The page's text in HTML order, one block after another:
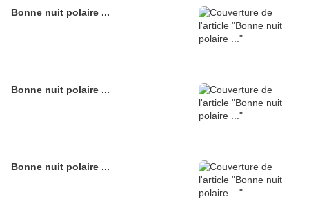
Bonne nuit polaire ...
Bonne nuit polaire ...
Bonne nuit polaire ...